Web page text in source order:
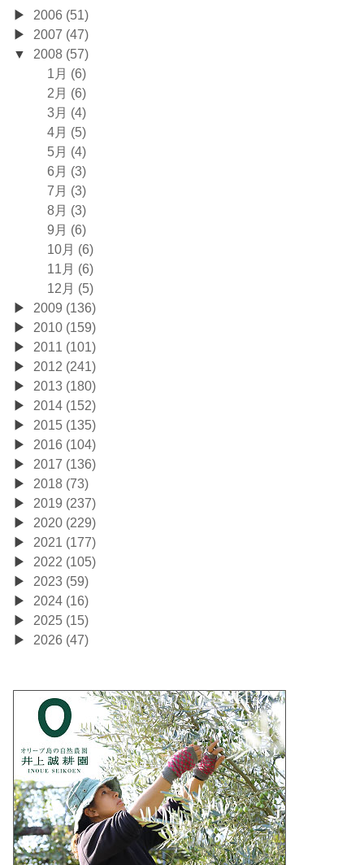
2006 (51)
2007 (47)
2008 (57)
1月 (6)
2月 (6)
3月 (4)
4月 (5)
5月 (4)
6月 (3)
7月 (3)
8月 (3)
9月 (6)
10月 (6)
11月 (6)
12月 (5)
2009 (136)
2010 (159)
2011 (101)
2012 (241)
2013 (180)
2014 (152)
2015 (135)
2016 (104)
2017 (136)
2018 (73)
2019 (237)
2020 (229)
2021 (177)
2022 (105)
2023 (59)
2024 (16)
2025 (15)
2026 (47)